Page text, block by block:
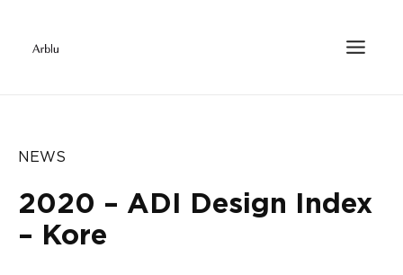
NEWS
2020 – ADI Design Index
– Kore